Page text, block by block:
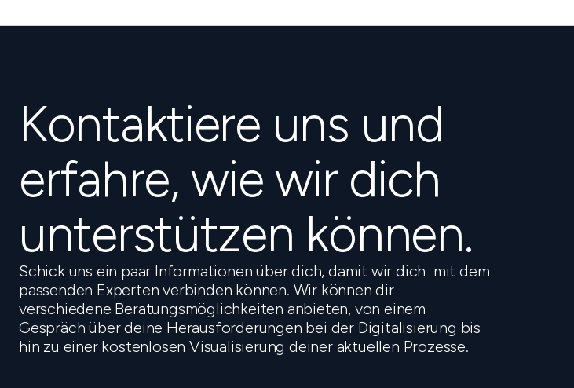
Kontaktiere uns und
erfahre, wie wir dich
unterstützen können.
Schick uns ein paar Informationen über dich, damit wir dich mit dem
passenden Experten verbinden können. Wir können dir
verschiedene Beratungsmöglichkeiten anbieten, von einem
Gespräch über deine Herausforderungen bei der Digitalisierung bis
hin zu einer kostenlosen Visualisierung deiner aktuellen Prozesse.